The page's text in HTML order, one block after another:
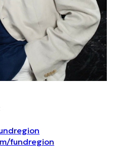
fundregion